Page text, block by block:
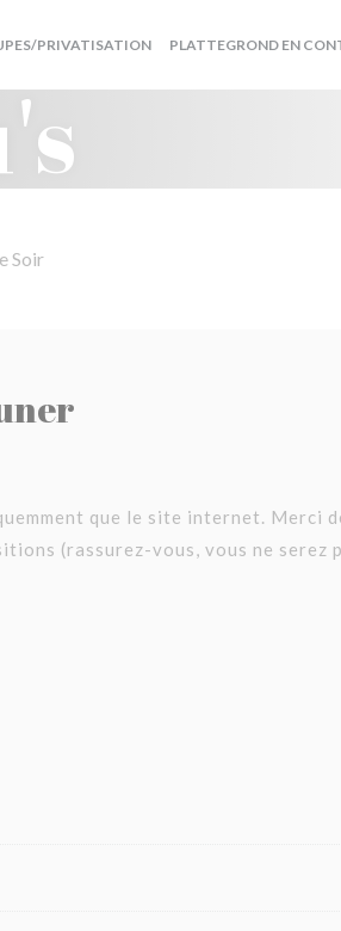
PRIVATISATION((OPENT IN EEN NIEUW
PLATTEGROND EN
Soir
que le site internet. Merci
(rassurez-vous, vous ne serez